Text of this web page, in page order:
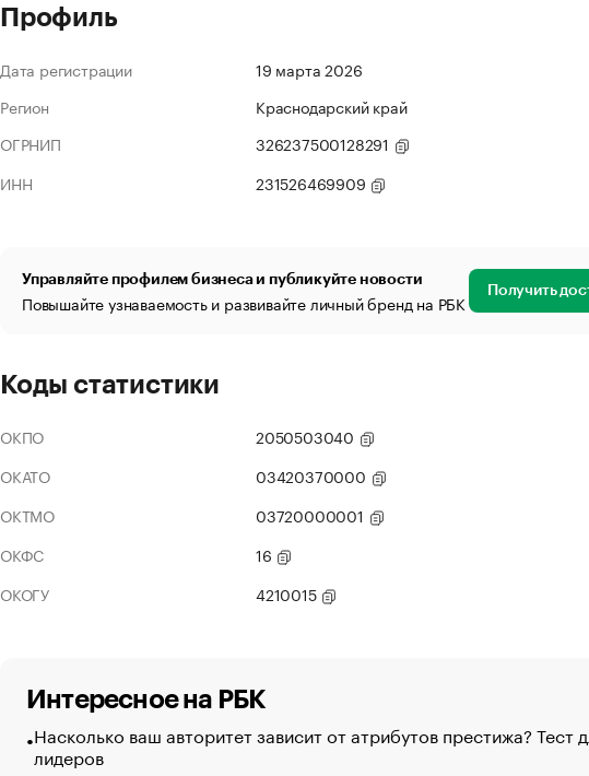
Профиль
Дата регистрации
19 марта 2026
Регион
Краснодарский край
ОГРНИП
326237500128291
ИНН
231526469909
Управляйте профилем бизнеса и публикуйте новости
Повышайте узнаваемость и развивайте личный бренд на РБК Получить
Коды статистики
ОКПО
2050503040
ОКАТО
03420370000
ОКТМО
03720000001
ОКФС
16
ОКОГУ
4210015
Интересное на РБК
Насколько ваш авторитет зависит от атрибутов престижа? Тест
лидеров